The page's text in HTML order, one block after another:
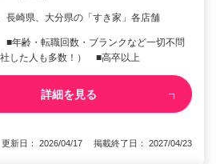
長崎県、大分県の「すき家」各店舗
年齢・転職回数・ブランクなど一切不問
社した人も多数！） ■高卒以上
詳細を見る
更新日： 2026/04/17 掲載終了日： 2027/04/23